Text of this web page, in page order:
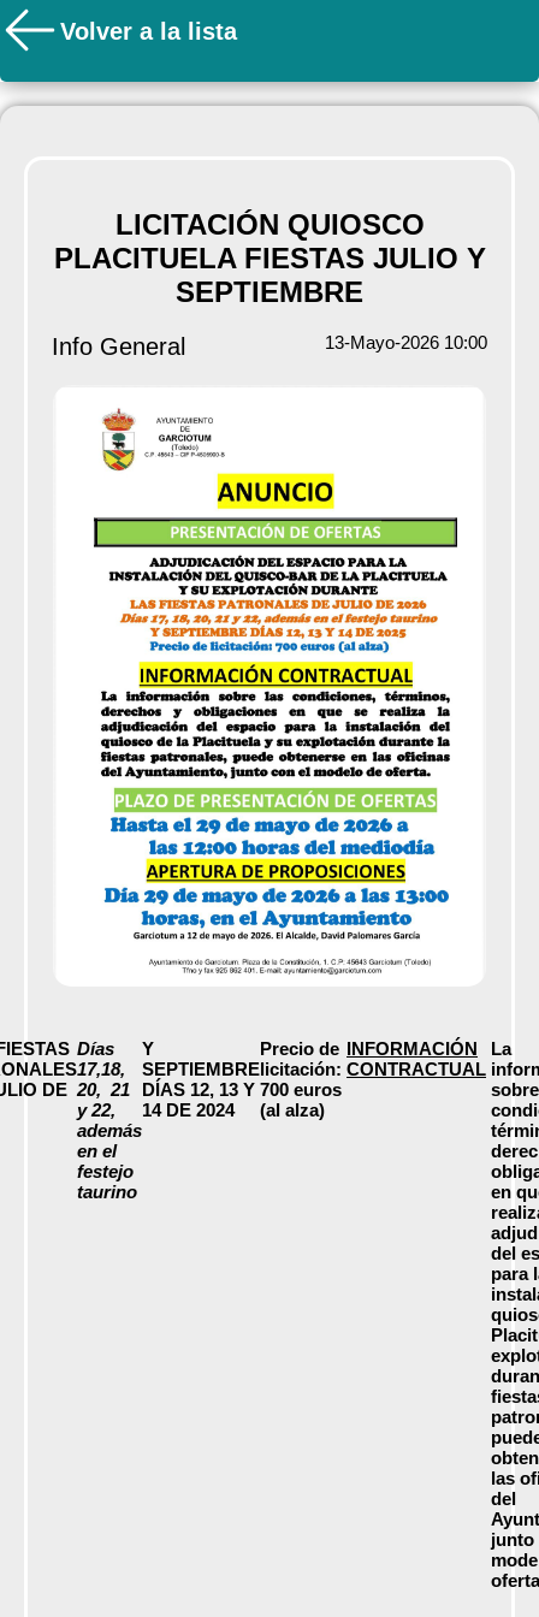
Volver a la lista
LICITACIÓN QUIOSCO
PLACITUELA FIESTAS JULIO Y
SEPTIEMBRE
Info General 13-Mayo-2026 10:00
DE
Días
17,18,
20, 21
y 22,
además
en el
festejo
taurino
Y
SEPTIEMBRE
DÍAS 12, 13 Y
14 DE 2024
Precio de
licitación:
700 euros
(al alza)
INFORMACIÓN
CONTRACTUAL
La
en
del
para
las
del
junto